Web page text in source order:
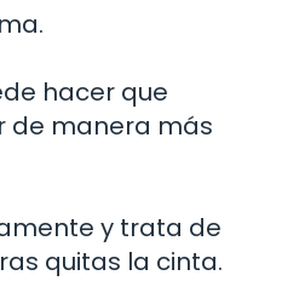
hacer que
de manera más
y trata de
quitas la cinta.